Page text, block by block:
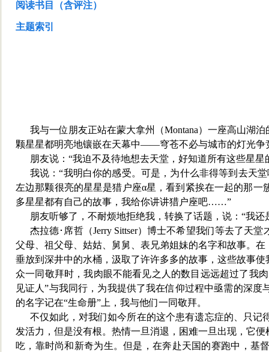
阅读书目（含评注）
主题索引
我与一位朋友正站在蒙大拿州（Montana） 一座高山湖泊
颗星星都明亮地镶嵌在天幕中——穹苍不必与城市的灯光争
朋友说：“我迫不及待地想去天堂，好知道所有这些星星
我说：“我明白你的感受。可是，为什么非得等到去天
左边那颗很亮的星星是猎户座α星，看到紧挨在一起的那一
多星星都有自己的故事，我给你讲讲猎户座吧……”
朋友听够了，不耐烦地拒绝我，转换了话题，说：“我还
杰拉德･席哲（Jerry Sittser）博士不希望我们等去了天堂
父母、祖父母、姑姑、舅舅、表兄弟姐妹的名字和故事。
垂放到深井中的水桶，汲取了许许多多的故事，这些故事
众一同敬拜时，我肉眼不能看见之人的数目远远超过了我
见证人”与我同行，为我提供了我在信仰过程中亟需的深度
的名字记在“生命册”上，我与他们一同敬拜。
不仅如此， 对我们如今所在的这个患有遗忘症的、只
发活力，但是没有根。热情一旦消退，困难一旦出现，它
吃，靠时尚和新奇为生。但是，在奔赴天国的赛跑中，基